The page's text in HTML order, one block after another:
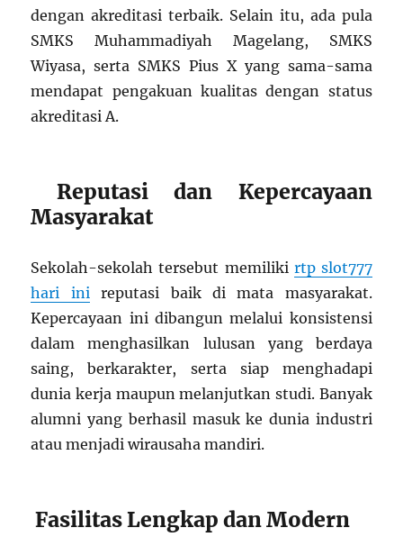
dengan akreditasi terbaik. Selain itu, ada pula
SMKS Muhammadiyah Magelang, SMKS
Wiyasa, serta SMKS Pius X yang sama-sama
mendapat pengakuan kualitas dengan status
akreditasi A.
Reputasi dan Kepercayaan
Masyarakat
Sekolah-sekolah tersebut memiliki rtp slot777
hari ini reputasi baik di mata masyarakat.
Kepercayaan ini dibangun melalui konsistensi
dalam menghasilkan lulusan yang berdaya
saing, berkarakter, serta siap menghadapi
dunia kerja maupun melanjutkan studi. Banyak
alumni yang berhasil masuk ke dunia industri
atau menjadi wirausaha mandiri.
Fasilitas Lengkap dan Modern